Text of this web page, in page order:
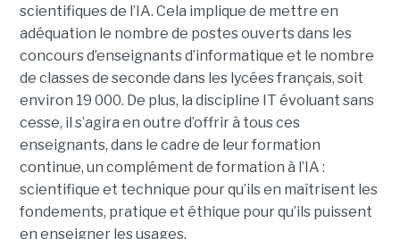
scientifiques de l’IA. Cela implique de mettre en
adéquation le nombre de postes ouverts dans les
concours d’enseignants d’informatique et le nombre
de classes de seconde dans les lycées français, soit
environ 19 000. De plus, la discipline IT évoluant sans
cesse, il s’agira en outre d’offrir à tous ces
enseignants, dans le cadre de leur formation
continue, un complément de formation à l’IA :
scientifique et technique pour qu’ils en maîtrisent les
fondements, pratique et éthique pour qu’ils puissent
en enseigner les usages.